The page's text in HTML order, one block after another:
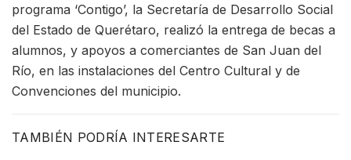
programa ‘Contigo’, la Secretaría de Desarrollo Social
del Estado de Querétaro, realizó la entrega de becas a
alumnos, y apoyos a comerciantes de San Juan del
Río, en las instalaciones del Centro Cultural y de
Convenciones del municipio.
TAMBIÉN PODRÍA INTERESARTE